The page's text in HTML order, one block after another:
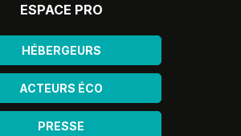
ESPACE PRO
HÉBERGEURS
ACTEURS ÉCO
PRESSE